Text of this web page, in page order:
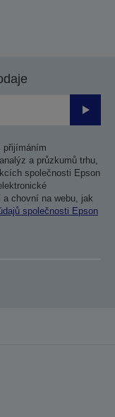
přijímáním
a průzkumů trhu,
společnosti Epson
chovní na webu, jak
společnosti Epson